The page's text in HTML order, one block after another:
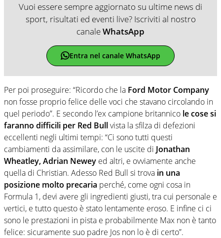
Vuoi essere sempre aggiornato su ultime news di
sport, risultati ed eventi live? Iscriviti al nostro
canaleWhatsApp
Entra nel canale WhatsApp
Per poi proseguire: “Ricordo che la Ford Motor Company
non fosse proprio felice delle voci che stavano circolando in
quel periodo”. E secondo l’ex campione britannico le cose si
faranno difficili per Red Bullvista la sfilza di defezioni
eccellenti negli ultimi tempi: “Ci sono tutti questi
cambiamenti da assimilare, con le uscite di Jonathan
Wheatley, Adrian Newey ed altri, e ovviamente anche
quella di Christian. Adesso Red Bull si trova in una
posizione molto precaria perché, come ogni cosa in
Formula 1, devi avere gli ingredienti giusti, tra cui personale e
vertici, e tutto questo è stato lentamente eroso. E infine ci ci
sono le prestazioni in pista e probabilmente Max non è tanto
felice: sicuramente suo padre Jos non lo è di certo”.